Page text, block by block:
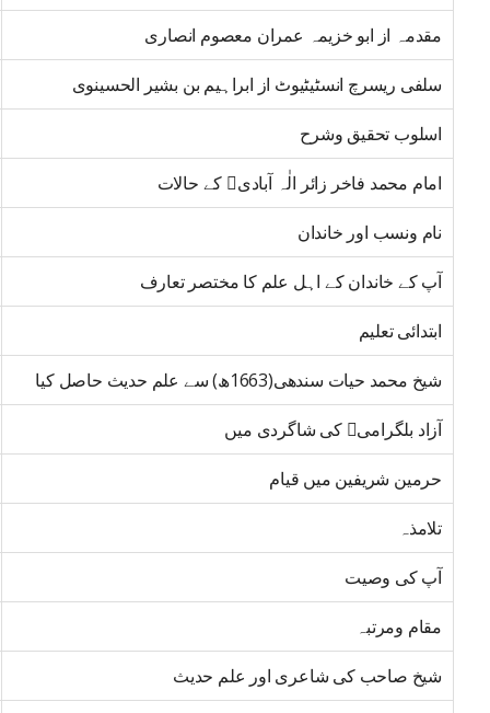
مقدمہ از ابو خزیمہ عمران معصوم انصاری
سلفی ریسرچ انسٹیٹیوٹ از ابراہیم بن بشیر الحسینوی
اسلوب تحقیق وشرح
امام محمد فاخر زائر الٰہ آبادی﷫ کے حالات
نام ونسب اور خاندان
آپ کے خاندان کے اہل علم کا مختصر تعارف
ابتدائی تعلیم
شیخ محمد حیات سندھی(1663ھ) سے علم حدیث حاصل کیا
آزاد بلگرامی﷫ کی شاگردی میں
حرمین شریفین میں قیام
تلامذہ
آپ کی وصیت
مقام ومرتبہ
شیخ صاحب کی شاعری اور علم حدیث